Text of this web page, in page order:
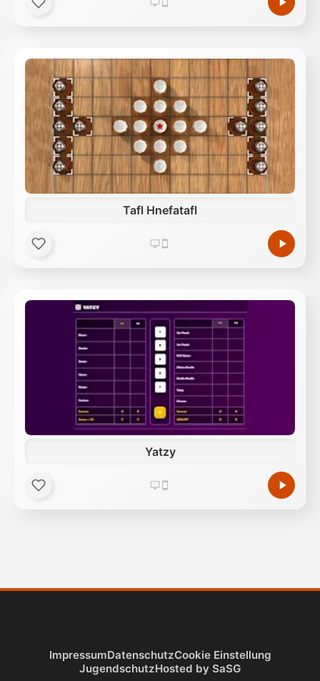
Tafl Hnefatafl
Yatzy
ImpressumDatenschutzCookie Einstellung
JugendschutzHosted by SaSG